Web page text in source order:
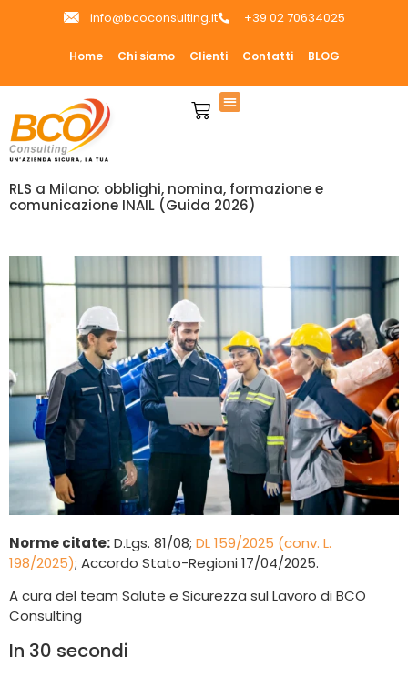
info@bcoconsulting.it +39 02 70634025
Home Chi siamo Clienti Contatti BLOG
RLS a Milano: obblighi, nomina, formazione e
comunicazione INAIL (Guida 2026)
Norme citate:D.Lgs. 81/08; DL 159/2025 (conv. L.
198/2025); Accordo Stato-Regioni 17/04/2025.
A cura del team Salute e Sicurezza sul Lavoro di BCO
Consulting
In 30 secondi